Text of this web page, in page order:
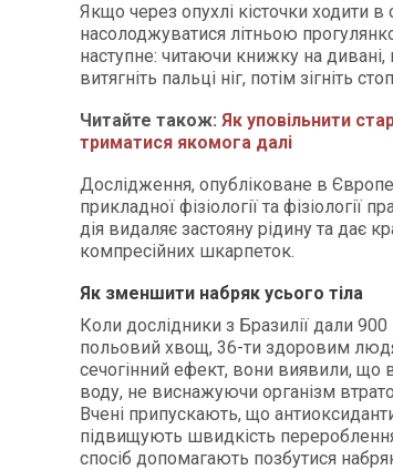
Якщо через опухлі кісточки ходити в
насолоджуватися літньою
наступне: читаючи книжку на
витягніть пальці ніг, потім зігніть
Читайте також: Як уповільнити
триматися якомога далі
Дослідження, опубліковане в
прикладної фізіології та фізіології
дія видаляє застояну рідину та дає
компресійних шкарпеток.
Як зменшити набряк усього тіла
Коли дослідники з Бразилії дали
польовий хвощ, 36-ти здоровим
сечогінний ефект, вони виявили, що
воду, не виснажуючи організм
Вчені припускають, що
підвищують швидкість
спосіб допомагають позбутися